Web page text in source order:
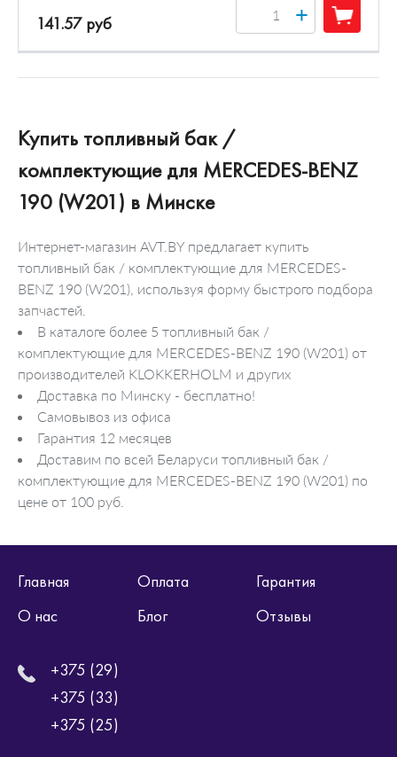
141.57 руб +
Купить топливный бак /
комплектующие для MERCEDES-BENZ
190 (W201) в Минске
Интернет-магазин AVT.BY предлагает купить
топливный бак / комплектующие для MERCEDES-
BENZ 190 (W201), используя форму быстрого подбора
запчастей.
В каталоге более 5 топливный бак /
комплектующие для MERCEDES-BENZ 190 (W201) от
производителей KLOKKERHOLM и других
Доставка по Минску - бесплатно!
Самовывоз из офиса
Гарантия 12 месяцев
Доставим по всей Беларуси топливный бак /
комплектующие для MERCEDES-BENZ 190 (W201) по
цене от 100 руб.
Главная Оплата
Гарантия
О нас
Блог Отзывы
+375 (29)
+375 (33)
+375 (25)